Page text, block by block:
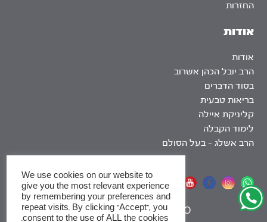
אודות
אודות
הרב יובל הכהן אשרוב
בסוד הדברים
בריאות טבעית
קליניקת איילה
לימוד הקבלה
הרב אשלג – בעל הסולם
החזרות
אתר שומר שבת
SEO
|
We use cookies on our website to
give you the most relevant experience
by remembering your preferences and
repeat visits. By clicking “Accept”, you
consent to the use of ALL the cookies.